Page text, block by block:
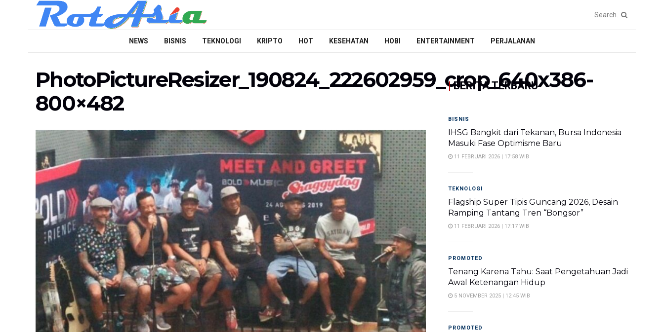
NEWS BISNIS TEKNOLOGI KRIPTO HOT KESEHATAN HOBI ENTERTAINMENT PERJALANAN
PhotoPictureResizer_190824_222602959_crop_640x386-
800×482
|BERITA TERBARU
BISNIS
IHSG Bangkit dari Tekanan, Bursa Indonesia
Masuki Fase Optimisme Baru
11 FEBRUARI 2026 | 17:58 WIB
TEKNOLOGI
Flagship Super Tipis Guncang 2026, Desain
Ramping Tantang Tren “Bongsor”
11 FEBRUARI 2026 | 17:17 WIB
PROMOTED
Tenang Karena Tahu: Saat Pengetahuan Jadi
Awal Ketenangan Hidup
5 NOVEMBER 2025 | 12:45 WIB
PROMOTED